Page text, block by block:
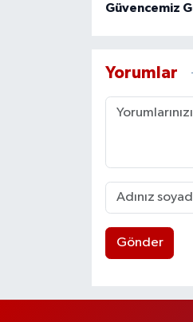
Güvencemiz
Yorumlar
Gönder